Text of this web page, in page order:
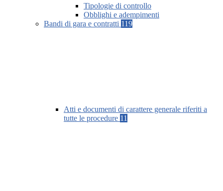
Tipologie di controllo
Obblighi e adempimenti
Bandi di gara e contratti 119
Atti e documenti di carattere generale riferiti a
tutte le procedure 11